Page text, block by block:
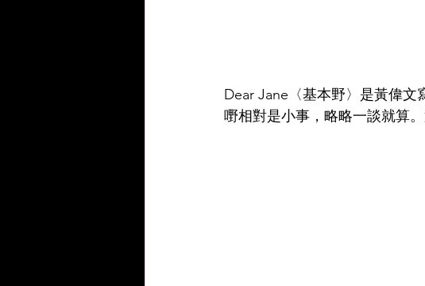
Dear Jane〈基本野〉是黃偉
嘢相對是小事，略略一談就算